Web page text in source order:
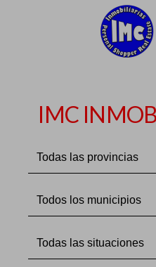
IMC
Todas las provincias
Todos los municipios
Todas las situaciones